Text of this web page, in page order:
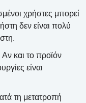
χρήστες μπορεί
δεν είναι πολύ
Αν και το προϊόν
είναι
τη μετατροπή